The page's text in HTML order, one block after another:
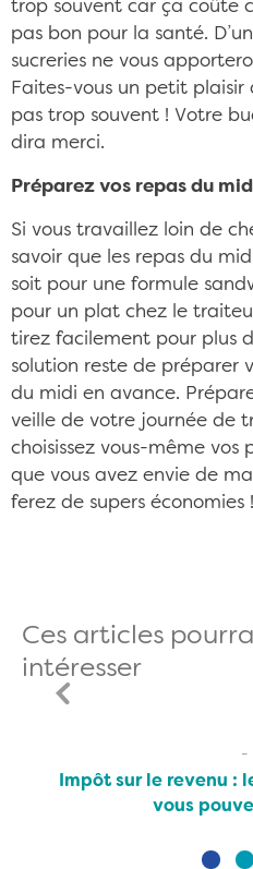
trop souvent car ça coûte
pas bon pour la santé.
sucreries ne vous
Faites-vous un petit
pas trop souvent ! Votre
dira merci.
Préparez vos repas du
Si vous travaillez loin de
savoir que les repas du
soit pour une formule
pour un plat chez le
tirez facilement pour plus
solution reste de préparer
du midi en avance.
veille de votre journée de
choisissez vous-même vos
que vous avez envie de
ferez de supers économies !
Ces articles
intéresser
Impôt sur le revenu :
vous